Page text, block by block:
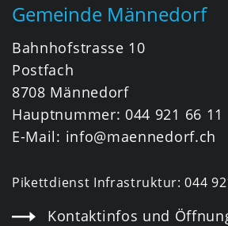
Gemeinde Männedorf
Bahnhofstrasse 10
Postfach
8708 Männedorf
Hauptnummer: 044 921 66 11
E-Mail: info@maennedorf.ch
Pikettdienst Infrastruktur:044
Kontaktinfos und